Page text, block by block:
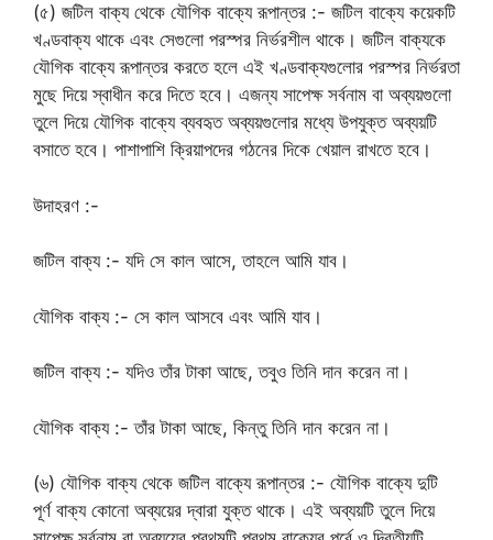
(৫) জটিল বাক্য থেকে যৌগিক বাক্যে রূপান্তর :- জটিল বাক্যে কয়েকটি
খণ্ডবাক্য থাকে এবং সেগুলো পরস্পর নির্ভরশীল থাকে। জটিল বাক্যকে
যৌগিক বাক্যে রূপান্তর করতে হলে এই খণ্ডবাক্যগুলোর পরস্পর নির্ভরতা
মুছে দিয়ে স্বাধীন করে দিতে হবে। এজন্য সাপেক্ষ সর্বনাম বা অব্যয়গুলো
তুলে দিয়ে যৌগিক বাক্যে ব্যবহৃত অব্যয়গুলোর মধ্যে উপযুক্ত অব্যয়টি
বসাতে হবে। পাশাপাশি ক্রিয়াপদের গঠনের দিকে খেয়াল রাখতে হবে।
উদাহরণ :-
জটিল বাক্য :- যদি সে কাল আসে, তাহলে আমি যাব।
যৌগিক বাক্য :- সে কাল আসবে এবং আমি যাব।
জটিল বাক্য :- যদিও তাঁর টাকা আছে, তবুও তিনি দান করেন না।
যৌগিক বাক্য :- তাঁর টাকা আছে, কিন্তু তিনি দান করেন না।
(৬) যৌগিক বাক্য থেকে জটিল বাক্যে রূপান্তর :- যৌগিক বাক্যে দুটি
পূর্ণ বাক্য কোনো অব্যয়ের দ্বারা যুক্ত থাকে। এই অব্যয়টি তুলে দিয়ে